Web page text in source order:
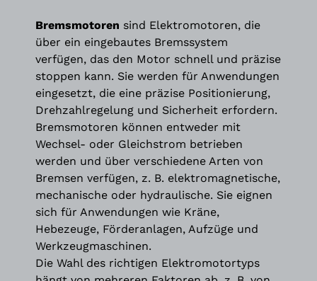
Bremsmotoren sind Elektromotoren, die
über ein eingebautes Bremssystem
verfügen, das den Motor schnell und präzise
stoppen kann. Sie werden für Anwendungen
eingesetzt, die eine präzise Positionierung,
Drehzahlregelung und Sicherheit erfordern.
Bremsmotoren können entweder mit
Wechsel- oder Gleichstrom betrieben
werden und über verschiedene Arten von
Bremsen verfügen, z. B. elektromagnetische,
mechanische oder hydraulische. Sie eignen
sich für Anwendungen wie Kräne,
Hebezeuge, Förderanlagen, Aufzüge und
Werkzeugmaschinen.
Die Wahl des richtigen Elektromotortyps